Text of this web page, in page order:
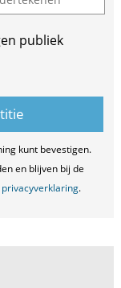
publiek
kunt bevestigen.
en blijven bij de
privacyverklaring.